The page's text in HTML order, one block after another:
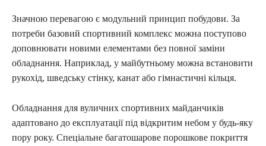
Значною перевагою є модульний принцип побудови. За
потреби базовий спортивний комплекс можна поступово
доповнювати новими елементами без повної заміни
обладнання. Наприклад, у майбутньому можна встановити
рукохід, шведську стінку, канат або гімнастичні кільця.
Обладнання для вуличних спортивних майданчиків
адаптовано до експлуатації під відкритим небом у будь-яку
пору року. Спеціальне багатошарове порошкове покриття